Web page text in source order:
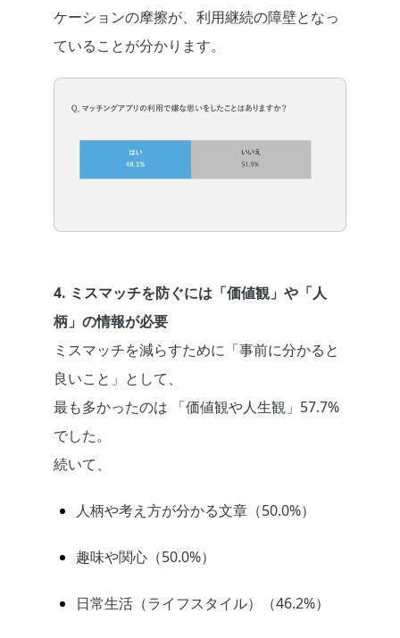
ケーションの摩擦が、利用継続の障壁となっ
ていることが分かります。
4. ミスマッチを防ぐには「価値観」や「人
柄」の情報が必要
ミスマッチを減らすために「事前に分かると
良いこと」として、
最も多かったのは 「価値観や人生観」57.7%
でした。
続いて、
人柄や考え方が分かる文章（50.0%）
趣味や関心（50.0%）
日常生活（ライフスタイル）（46.2%）